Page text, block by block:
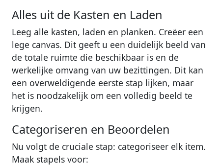
Alles uit de Kasten en Laden
Leeg alle kasten, laden en planken. Creëer een
lege canvas. Dit geeft u een duidelijk beeld van
de totale ruimte die beschikbaar is en de
werkelijke omvang van uw bezittingen. Dit kan
een overweldigende eerste stap lijken, maar
het is noodzakelijk om een volledig beeld te
krijgen.
Categoriseren en Beoordelen
Nu volgt de cruciale stap: categoriseer elk item.
Maak stapels voor: